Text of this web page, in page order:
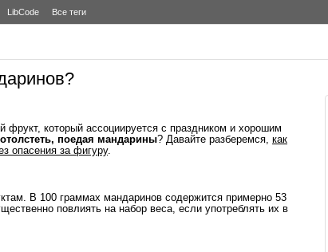
LibCode Все теги
который ассоциируется с праздником и хорошим
поедая мандарины? Давайте разберемся, как
опасения за фигуру.
В 100 граммах мандаринов содержится примерно 53
повлиять на набор веса, если употреблять их в